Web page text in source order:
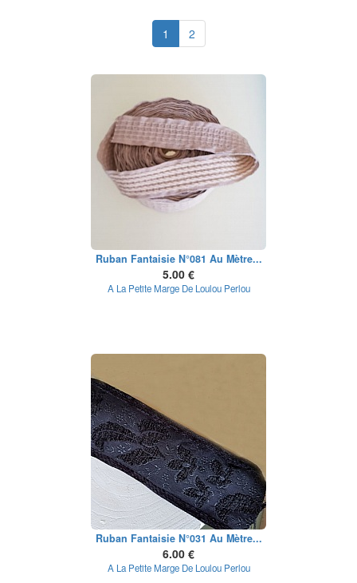
1 2
Ruban Fantaisie N°081 Au Mètre...
5.00 €
A La Petite Marge De Loulou Perlou
Ruban Fantaisie N°031 Au Mètre...
6.00 €
A La Petite Marge De Loulou Perlou